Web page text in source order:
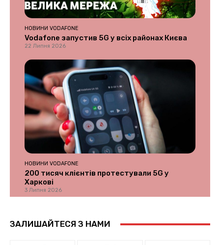
НОВИНИ VODAFONE
Vodafone запустив 5G у всіх районах Києва
22 Липня 2026
НОВИНИ VODAFONE
200 тисяч клієнтів протестували 5G у
Харкові
3 Липня 2026
ЗАЛИШАЙТЕСЯ З НАМИ